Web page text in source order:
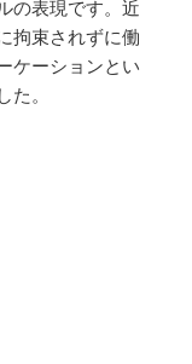
の表現です。近
拘束されずに働
ケーションとい
た。